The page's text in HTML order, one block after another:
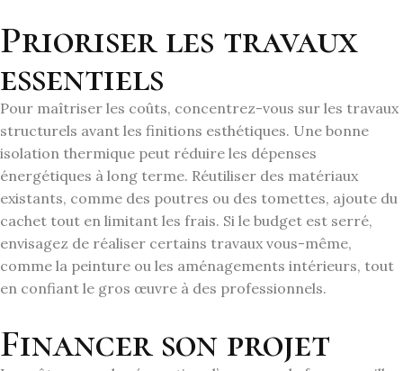
Prioriser les travaux
essentiels
Pour maîtriser les coûts, concentrez-vous sur les travaux
structurels avant les finitions esthétiques. Une bonne
isolation thermique peut réduire les dépenses
énergétiques à long terme. Réutiliser des matériaux
existants, comme des poutres ou des tomettes, ajoute du
cachet tout en limitant les frais. Si le budget est serré,
envisagez de réaliser certains travaux vous-même,
comme la peinture ou les aménagements intérieurs, tout
en confiant le gros œuvre à des professionnels.
Financer son projet